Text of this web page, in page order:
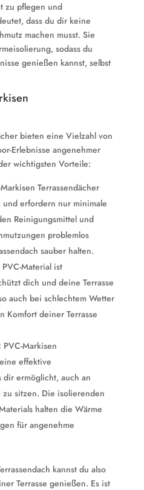
zu pflegen und
dass du dir keine
machen musst. Sie
sodass du
genießen kannst, selbst
bieten eine Vielzahl von
Erlebnisse angenehmer
wichtigsten Vorteile:
Terrassendächer
erfordern nur minimale
Reinigungsmittel und
problemlos
sauber halten.
PVC-Material ist
dich und deine Terrasse
auch bei schlechtem Wetter
Komfort deiner Terrasse
PVC-Markisen
effektive
ermöglicht, auch an
zu sitzen. Die isolierenden
halten die Wärme
für angenehme
kannst du also
Terrasse genießen. Es ist